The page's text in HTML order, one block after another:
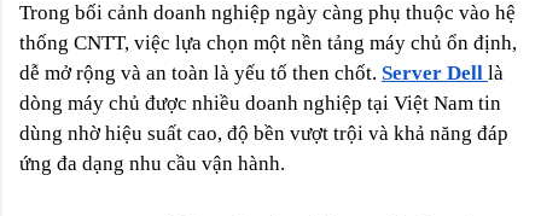
Trong bối cảnh doanh nghiệp ngày càng phụ thuộc vào hệ
thống CNTT, việc lựa chọn một nền tảng máy chủ ổn định,
dễ mở rộng và an toàn là yếu tố then chốt. Server Dell là
dòng máy chủ được nhiều doanh nghiệp tại Việt Nam tin
dùng nhờ hiệu suất cao, độ bền vượt trội và khả năng đáp
ứng đa dạng nhu cầu vận hành.